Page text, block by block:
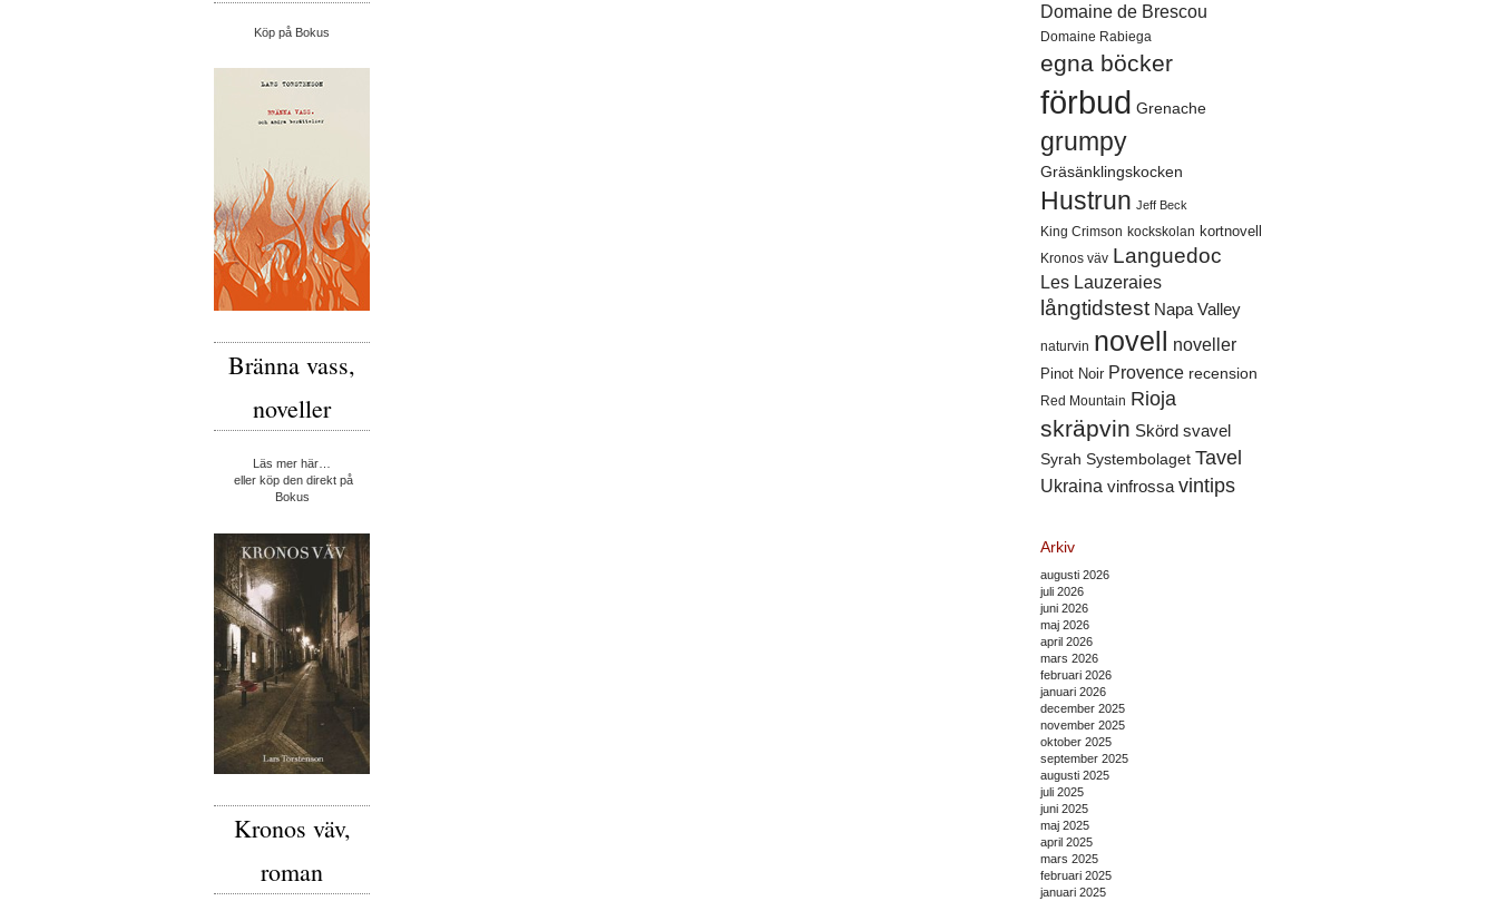
Domaine de Brescou
Domaine Rabiega
egna böcker
förbud Grenache
grumpy
Gräsänklingskocken
Hustrun Jeff Beck
King Crimson kockskolan kortnovell
Kronos väv Languedoc
Les Lauzeraies
långtidstest Napa Valley
naturvin novell noveller
Pinot Noir Provence recension
Red Mountain Rioja
skräpvin Skörd svavel
Syrah Systembolaget Tavel
Ukraina vinfrossa vintips
Arkiv
augusti 2026
juli 2026
juni 2026
maj 2026
april 2026
mars 2026
februari 2026
januari 2026
december 2025
november 2025
oktober 2025
september 2025
augusti 2025
juli 2025
juni 2025
maj 2025
april 2025
mars 2025
februari 2025
januari 2025
Köp på Bokus
Bränna vass,
noveller
Läs mer här…
eller köp den direkt på
Bokus
Kronos väv,
roman